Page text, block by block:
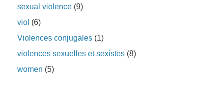
sexual violence (9)
viol (6)
Violences conjugales (1)
violences sexuelles et sexistes (8)
women (5)